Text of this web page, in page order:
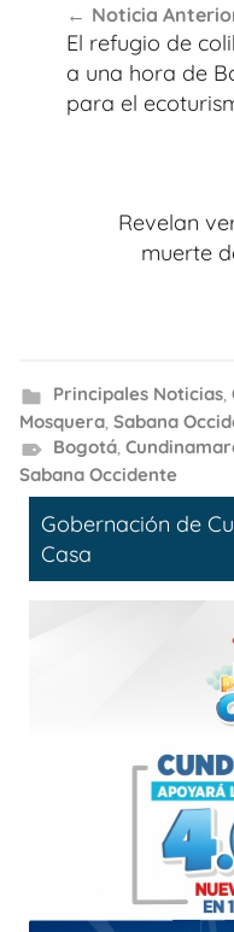
de
entradas
Noticia
El refugio de
a una hora de
para el
Revelan
muerte
Principales Noticias,
Mosquera, Sabana
Bogotá,
Sabana Occidente
Gobernación de
Casa